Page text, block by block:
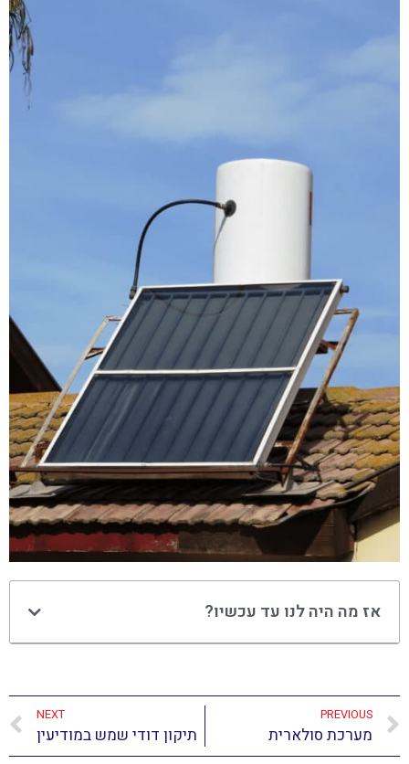
אז מה היה לנו עד עכשיו?
PREVIOUS
מערכת סולארית
NEXT
תיקון דודי שמש במודיעין